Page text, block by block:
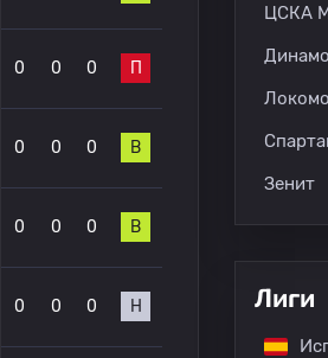
0 0 0 П
0 0 0 В
0 0 0 В
0 0 0 Н
ЦСКА
Зенит
Лиги